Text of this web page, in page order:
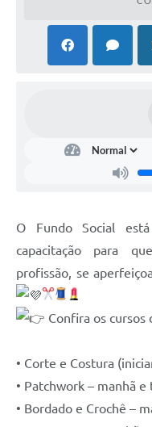
O Fundo Social
capacitação para
profissão, se
Confira os cursos
• Corte e Costura
• Patchwork – manhã e
• Bordado e Crochê –